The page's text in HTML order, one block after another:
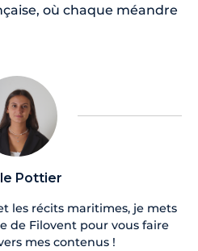
où chaque méandre
Pottier
les récits maritimes, je mets
de Filovent pour vous faire
mes contenus !